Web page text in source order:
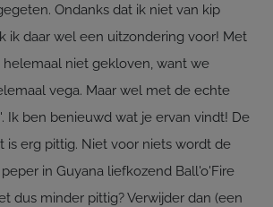
Ondanks dat ik niet van kip
ik daar wel een uitzondering voor! Met
niet gekloven, want we
vega. Maar wel met de echte
Ik ben benieuwd wat je ervan vindt! De
is erg pittig. Niet voor niets wordt de
in Guyana liefkozend Ball'o'Fire
dus minder pittig? Verwijder dan (een